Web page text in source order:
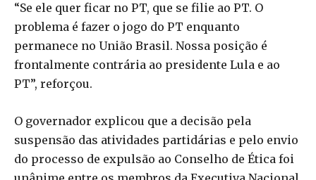
“Se ele quer ficar no PT, que se filie ao PT. O
problema é fazer o jogo do PT enquanto
permanece no União Brasil. Nossa posição é
frontalmente contrária ao presidente Lula e ao
PT”, reforçou.
O governador explicou que a decisão pela
suspensão das atividades partidárias e pelo envio
do processo de expulsão ao Conselho de Ética foi